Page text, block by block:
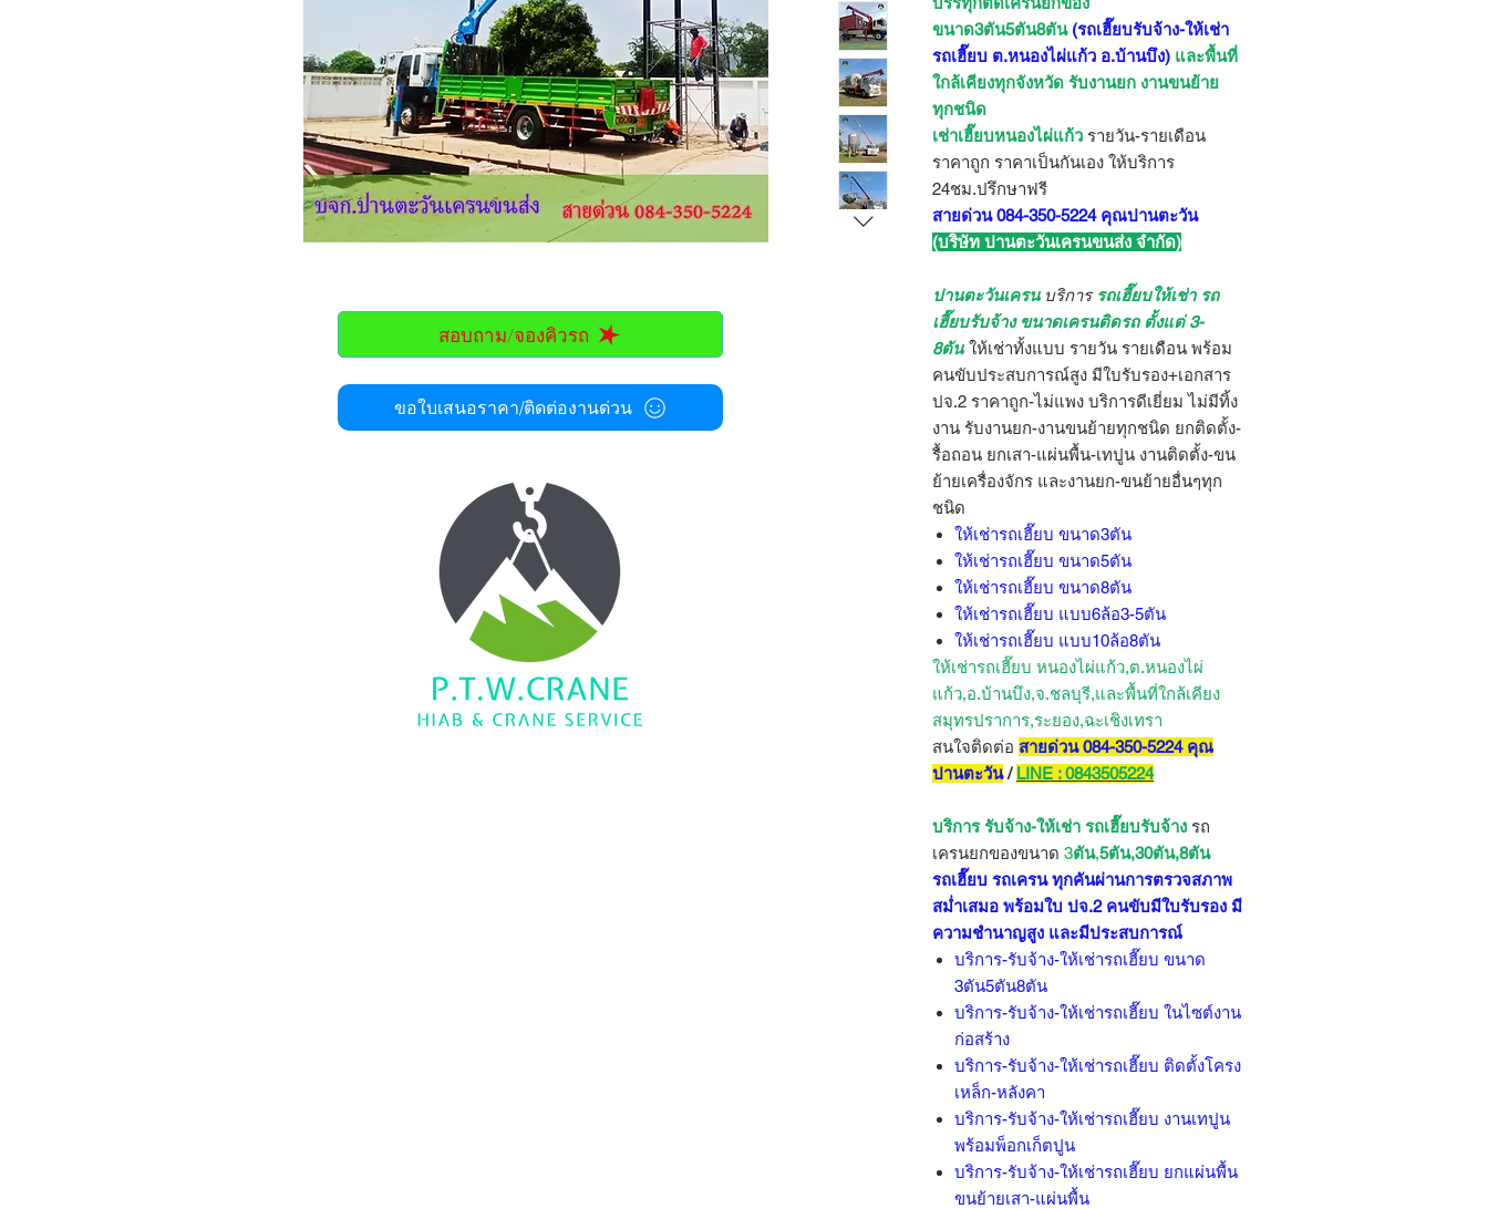
ขนาด3ตัน5ตัน8ตัน (รถเฮี๊ยบรับจ้าง-ให้เช่า
รถเฮี๊ยบ ต.หนองไผ่แก้ว อ.บ้านบึง) และพื้นที่
ใกล้เคียงทุกจังหวัด รับงานยก งานขนย้าย
ทุกชนิด
เช่าเฮี๊ยบหนองไผ่แก้ว รายวัน-รายเดือน
ราคาถูก ราคาเป็นกันเอง ให้บริการ
24ชม.ปรึกษาฟรี
สายด่วน 084-350-5224 คุณปานตะวัน
(บริษัท ปานตะวันเครนขนส่ง จำกัด)
ปานตะวันเครนบริการ รถเฮี๊ยบให้เช่า รถ
เฮี๊ยบรับจ้าง ขนาดเครนติดรถ ตั้งแต่ 3-
8ตัน ให้เช่าทั้งแบบ รายวัน รายเดือน พร้อม
คนขับประสบการณ์สูง มีใบรับรอง+เอกสาร
ปจ.2 ราคาถูก-ไม่แพง บริการดีเยี่ยม ไม่มีทิ้ง
งาน รับงานยก-งานขนย้ายทุกชนิด ยกติดตั้ง-
รื้อถอน ยกเสา-แผ่นพื้น-เทปูน งานติดตั้ง-ขน
ย้ายเครื่องจักร และงานยก-ขนย้ายอื่นๆทุก
ชนิด
ให้เช่ารถเฮี๊ยบ ขนาด3ตัน
ให้เช่ารถเฮี๊ยบ ขนาด5ตัน
ให้เช่ารถเฮี๊ยบ ขนาด8ตัน
ให้เช่ารถเฮี๊ยบ แบบ6ล้อ3-5ตัน
ให้เช่ารถเฮี๊ยบ แบบ10ล้อ8ตัน
ให้เช่ารถเฮี๊ยบ หนองไผ่แก้ว,ต.หนองไผ่
แก้ว,อ.บ้านบึง,จ.ชลบุรี,และพื้นที่ใกล้เคียง
สมุทรปราการ,ระยอง,ฉะเชิงเทรา
สนใจติดต่อ สายด่วน 084-350-5224 คุณ
ปานตะวัน/ LINE : 0843505224
บริการ รับจ้าง-ให้เช่า รถเฮี๊ยบรับจ้าง รถ
เครนยกของขนาด 3ตัน,5ตัน,30ตัน,8ตัน
รถเฮี๊ยบ รถเครน ทุกคันผ่านการตรวจสภาพ
สม่ำเสมอ พร้อมใบ ปจ.2 คนขับมีใบรับรอง มี
ความชำนาญสูง และมีประสบการณ์
บริการ-รับจ้าง-ให้เช่ารถเฮี๊ยบ ขนาด
3ตัน5ตัน8ตัน
บริการ-รับจ้าง-ให้เช่ารถเฮี๊ยบ ในไซต์งาน
ก่อสร้าง
บริการ-รับจ้าง-ให้เช่ารถเฮี๊ยบ ติดตั้งโครง
เหล็ก-หลังคา
บริการ-รับจ้าง-ให้เช่ารถเฮี๊ยบ งานเทปูน
พร้อมพ็อกเก็ตปูน
บริการ-รับจ้าง-ให้เช่ารถเฮี๊ยบ ยกแผ่นพื้น
ขนย้ายเสา-แผ่นพื้น
สอบถาม/จองคิวรถ
ขอใบเสนอราคา/ติดต่องานด่วน